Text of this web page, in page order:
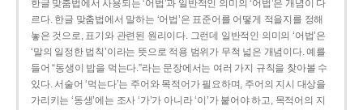
한글 맞춤법에서 사용되는 ‘어법’과 일반적인 의미의 ‘어법’은 개념이 다
르다. 한글 맞춤법에서 말하는 ‘어법’은 표준어를 어떻게 적을지를 정해
놓은 것으로, 표기와 관련된 원리이다. 그런데 일반적인 의미의 ‘어법’은
‘말의 일정한 법칙’이라는 뜻으로 적용 범위가 무척 넓은 개념이다. 예를
들어 “동생이 밥을 먹는다.”라는 문장에서는 여러 가지 규칙을 찾아볼 수
있다. 서술어 ‘먹는다’는 주어와 목적어가 필요하며, 주어의 지시 대상을
가리키는 ‘동생’에는 조사 ‘가’가 아니라 ‘이’가 붙어야 하고, 목적어의 지